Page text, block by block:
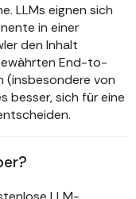
LLMs eignen sich
in einer
den Inhalt
End-to-
(insbesondere von
besser, sich für eine